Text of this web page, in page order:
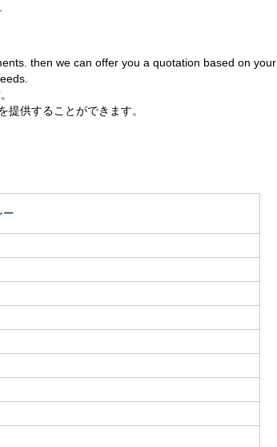
then we can offer you a quotation based on your
供することができます。
ー